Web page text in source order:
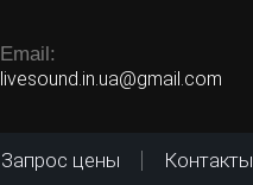
Email:
livesound.in.ua@gmail.com
Запрос цены Контакты